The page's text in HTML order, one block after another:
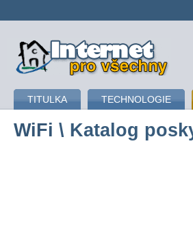
připojení k internetu
TITULKA TECHNOLOGIE
WiFi \ Katalog